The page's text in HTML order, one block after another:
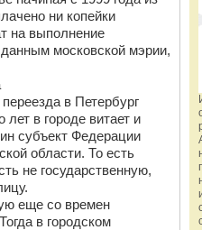
ни копейки
на выполнение
московской мэрии,
в Петербург
в городе витает и
субъект Федерации
области. То есть
не государственную,
еще со времен
в городском